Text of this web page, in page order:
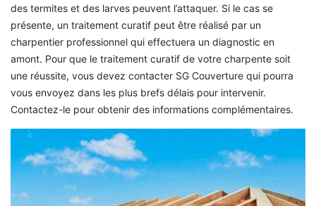
des termites et des larves peuvent l’attaquer. Si le cas se
présente, un traitement curatif peut être réalisé par un
charpentier professionnel qui effectuera un diagnostic en
amont. Pour que le traitement curatif de votre charpente soit
une réussite, vous devez contacter SG Couverture qui pourra
vous envoyez dans les plus brefs délais pour intervenir.
Contactez-le pour obtenir des informations complémentaires.